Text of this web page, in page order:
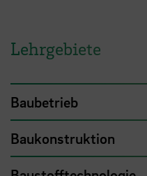
Lehrgebiete
Baubetrieb
Baukonstruktion